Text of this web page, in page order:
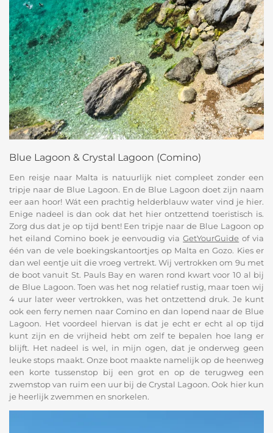
Blue Lagoon & Crystal Lagoon (Comino)
Een reisje naar Malta is natuurlijk niet compleet zonder een
tripje naar de Blue Lagoon. En de Blue Lagoon doet zijn naam
eer aan hoor! Wát een prachtig helderblauw water vind je hier.
Enige nadeel is dan ook dat het hier ontzettend toeristisch is.
Zorg dus dat je op tijd bent! Een tripje naar de Blue Lagoon op
het eiland Comino boek je eenvoudig viaGetYourGuide of via
één van de vele boekingskantoortjes op Malta en Gozo. Kies er
dan wel eentje uit die vroeg vertrekt. Wij vertrokken om 9u met
de boot vanuit St. Pauls Bay en waren rond kwart voor 10 al bij
de Blue Lagoon. Toen was het nog relatief rustig, maar toen wij
4 uur later weer vertrokken, was het ontzettend druk. Je kunt
ook een ferry nemen naar Comino en dan lopend naar de Blue
Lagoon. Het voordeel hiervan is dat je echt er echt al op tijd
kunt zijn en de vrijheid hebt om zelf te bepalen hoe lang er
blijft. Het nadeel is wel, in mijn ogen, dat je onderweg geen
leuke stops maakt. Onze boot maakte namelijk op de heenweg
een korte tussenstop bij een grot en op de terugweg een
zwemstop van ruim een uur bij de Crystal Lagoon. Ook hier kun
je heerlijk zwemmen en snorkelen.